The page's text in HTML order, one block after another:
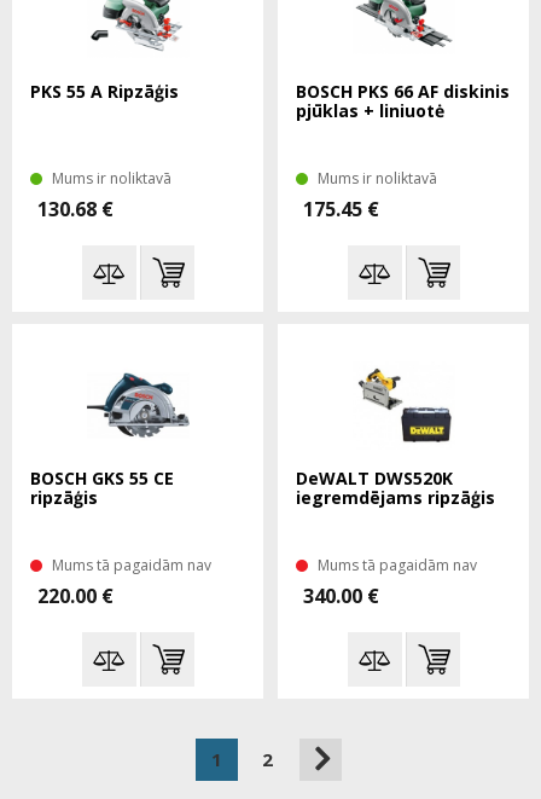
PKS 55 A Ripzāģis
Mums ir noliktavā
130.68 €
BOSCH PKS 66 AF diskinis
pjūklas + liniuotė
Mums ir noliktavā
175.45 €
BOSCH GKS 55 CE
ripzāģis
Mums tā pagaidām nav
220.00 €
DeWALT DWS520K
iegremdējams ripzāģis
Mums tā pagaidām nav
340.00 €
1 2